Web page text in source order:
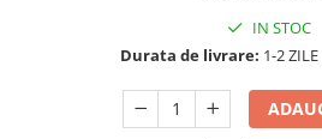
IN STOC
Durata de livrare: 1-2